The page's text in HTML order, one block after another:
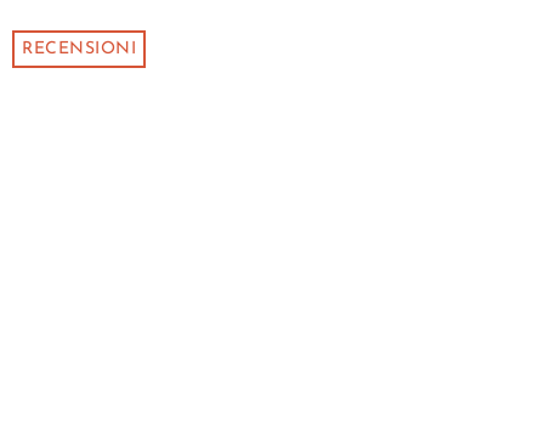
RECENSIONI